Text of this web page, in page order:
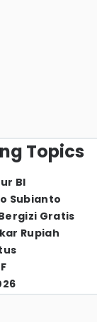
Topics
BI
Subianto
Gratis
Rupiah